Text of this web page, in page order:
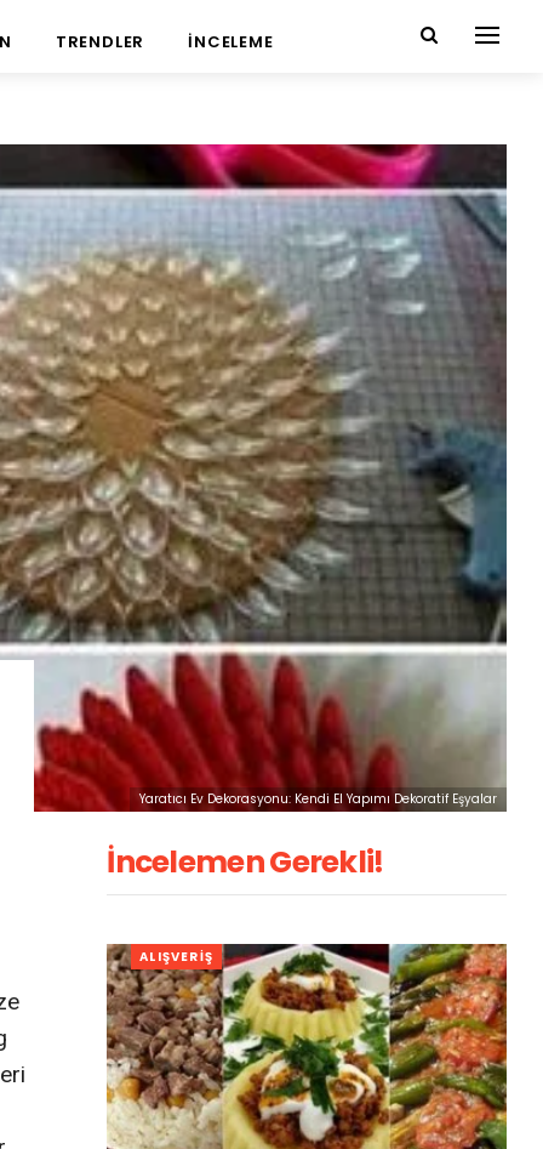
TRENDLER İNCELEME
Yaratıcı Ev Dekorasyonu: Kendi El Yapımı Dekoratif Eşyalar
İncelemen Gerekli!
ALIŞVERIŞ